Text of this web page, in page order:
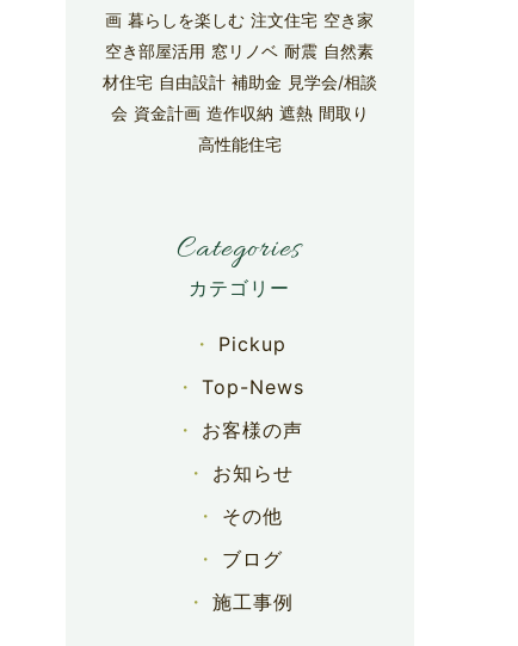
画 暮らしを楽しむ 注文住宅 空き家
空き部屋活用 窓リノベ 耐震 自然素
材住宅 自由設計 補助金 見学会/相談
会 資金計画 造作収納 遮熱 間取り
高性能住宅
Categories
Pickup
Top-News
お客様の声
お知らせ
その他
ブログ
施工事例